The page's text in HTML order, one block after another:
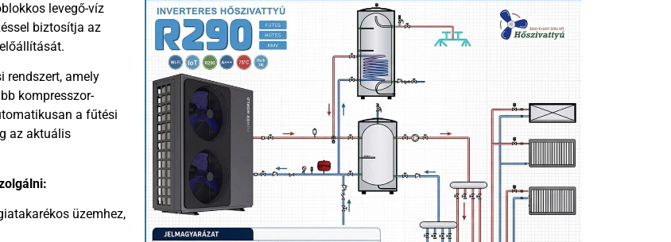
levegő-víz
biztosítja az
rendszert, amely
kompresszor-
a fűtési
az aktuális
üzemhez,